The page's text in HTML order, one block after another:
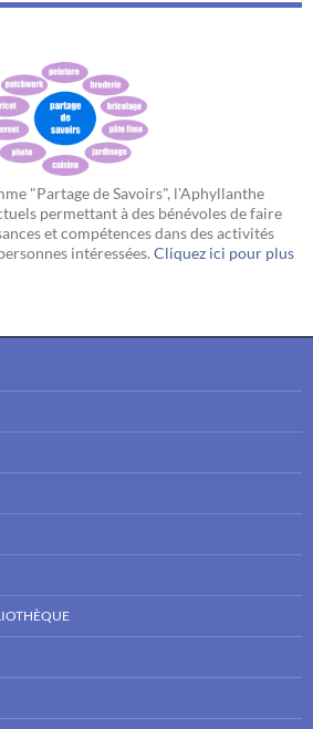
"Partage de Savoirs", l'Aphyllanthe
permettant à des bénévoles de faire
et compétences dans des activités
intéressées. Cliquez ici pour plus